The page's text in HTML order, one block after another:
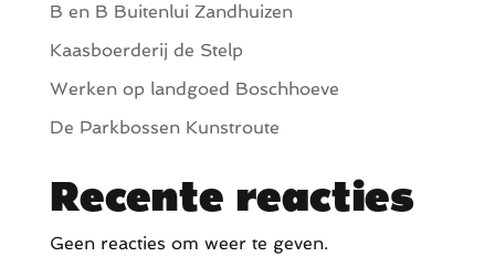
B en B Buitenlui Zandhuizen
Kaasboerderij de Stelp
Werken op landgoed Boschhoeve
De Parkbossen Kunstroute
Recente reacties
Geen reacties om weer te geven.